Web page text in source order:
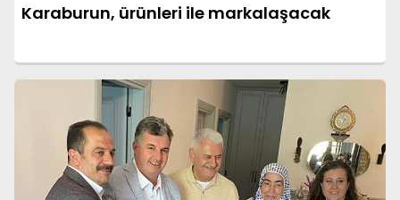
Karaburun, ürünleri ile markalaşacak